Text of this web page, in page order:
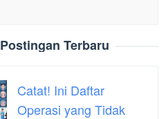
Postingan Terbaru
Catat! Ini Daftar
Operasi yang Tidak